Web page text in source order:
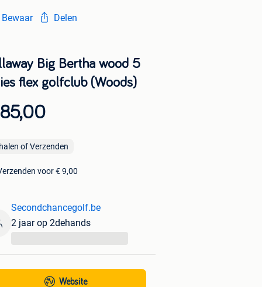
Bewaar Delen
Big Bertha wood 5
flex golfclub (Woods)
of Verzenden
voor € 9,00
Secondchancegolf.be
2 jaar op 2dehands
Website